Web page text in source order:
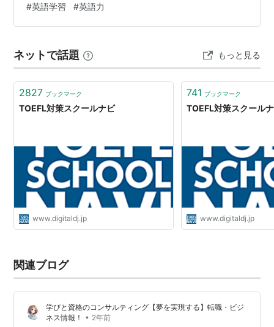
ておきたい！効果的な英語勉強法 【私の体験談②】現地
に行ったら本当に伸びた！魔法のような1ヶ月の物語 現地
あなたの努力は、決して裏切らない。…
#英語学習 #英語力
ネットで話題 もっと見る
2827 ブックマーク
TOEFL対策スクールナビ
www.digitaldj.jp
741 ブックマーク
TOEFL対策スクール
www.digitaldj.jp
関連ブログ
学びと資格のコンサルティング【夢を実現する】転職・ビジ
ネス情報！
• 2年前